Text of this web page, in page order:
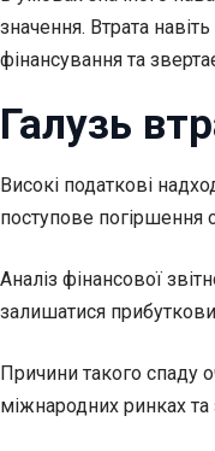
значення. Втрата
фінансування та
Галузь
Високі податкові
поступове погіршення
Аналіз фінансової
залишатися
Причини такого спаду
міжнародних ринках та